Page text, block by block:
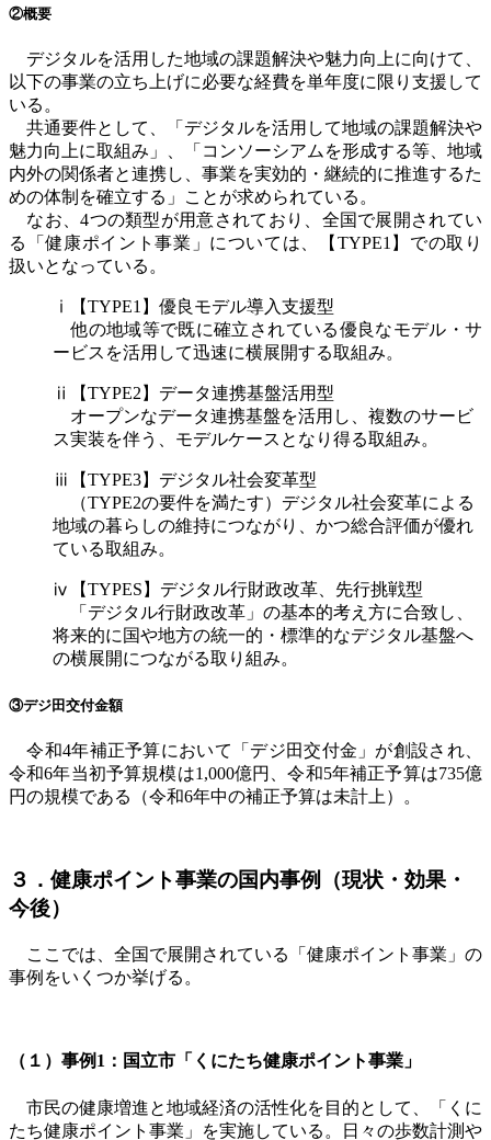
②概要
デジタルを活用した地域の課題解決や魅力向上に向けて、
以下の事業の立ち上げに必要な経費を単年度に限り支援して
いる。
共通要件として、「デジタルを活用して地域の課題解決や
魅力向上に取組み」、「コンソーシアムを形成する等、地域
内外の関係者と連携し、事業を実効的・継続的に推進するた
めの体制を確立する」ことが求められている。
なお、4つの類型が用意されており、全国で展開されてい
る「健康ポイント事業」については、【 TYPE1 】での取り
扱いとなっている。
ⅰ【TYPE1 】優良モデル導入支援型
他の地域等で既に確立されている優良なモデル・サ
ービスを活用して迅速に横展開する取組み。
ⅱ【TYPE2 】データ連携基盤活用型
オープンなデータ連携基盤を活用し、複数のサービ
ス実装を伴う、モデルケースとなり得る取組み。
ⅲ【TYPE3】デジタル社会変革型
（TYPE2の要件を満たす）デジタル社会変革による
地域の暮らしの維持につながり、かつ総合評価が優れ
ている取組み。
ⅳ【TYPES 】デジタル行財政改革、先行挑戦型
「デジタル行財政改革」の基本的考え方に合致し、
将来的に国や地方の統一的・標準的なデジタル基盤へ
の横展開につながる取り組み。
③デジ田交付金額
令和4年補正予算において「デジ田交付金」が創設され、
令和6年当初予算規模は1,000億円、令和5年補正予算は735億
円の規模である（令和6年中の補正予算は未計上）。
３．健康ポイント事業の国内事例（現状・効果・
今後）
ここでは、全国で展開されている「健康ポイント事業」の
事例をいくつか挙げる。
（１）事例 1： 国立市「くにたち健康ポイント事業」
市民の健康増進と地域経済の活性化を目的として、「くに
たち健康ポイント事業」を実施している。日々の歩数計測や